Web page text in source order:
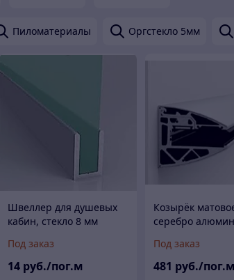
Пиломатериалы Оргстекло 5мм
Швеллер для душевых
кабин, стекло 8 мм
серебро анодированный
Под заказ
14 руб./пог.м
Козырёк
серебро
Под заказ
481 руб./пог.м